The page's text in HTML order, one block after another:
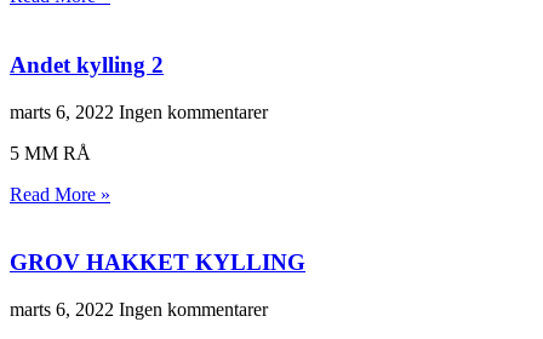
Andet kylling 2
marts 6, 2022 Ingen kommentarer
5 MM RÅ
Read More »
GROV HAKKET KYLLING
marts 6, 2022 Ingen kommentarer